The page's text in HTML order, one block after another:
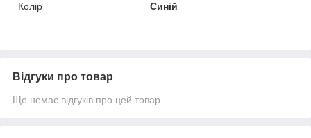
Колір
Синій
Відгуки про товар
Ще немає відгуків про цей товар